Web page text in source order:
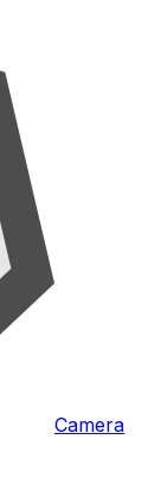
Camera